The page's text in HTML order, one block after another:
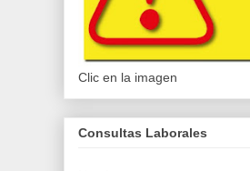
Clic en la imagen
Consultas Laborales